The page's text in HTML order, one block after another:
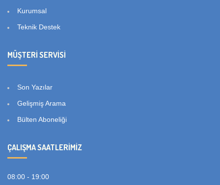
Kurumsal
Teknik Destek
MÜŞTERI SERVISI
Son Yazılar
Gelişmiş Arama
Bülten Aboneliği
ÇALIŞMA SAATLERIMIZ
08:00 - 19:00